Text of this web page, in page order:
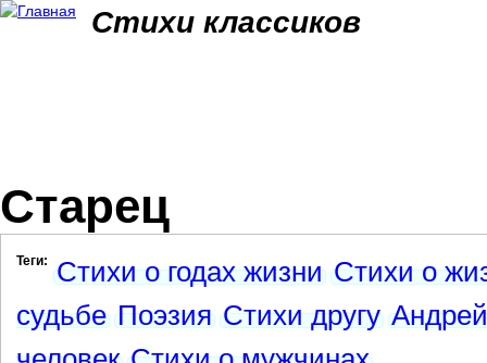
Стихи классиков
Старец
Теги: Стихи о годах жизни Стихи о
судьбе Поэзия Стихи другу